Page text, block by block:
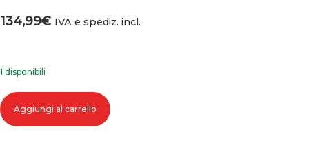
134,99€ IVA e spediz. incl.
1 disponibili
COFANO PORTELLONE BAULE POSTERIORE LANCIA MUSA (04-07)
2007 quantità
Aggiungi al carrello